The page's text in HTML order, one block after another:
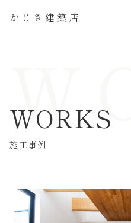
かじさ建築店
WORKS
施工事例